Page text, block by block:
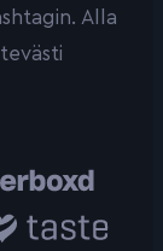
Alla